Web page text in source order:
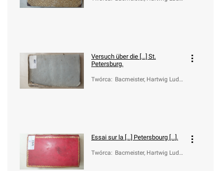
Versuch über die [...] St.
Petersburg.
Twórca: Bacmeister, Hartwig Ludw
Essai sur la [...] Petersbourg [...].
Twórca: Bacmeister, Hartwig Ludw